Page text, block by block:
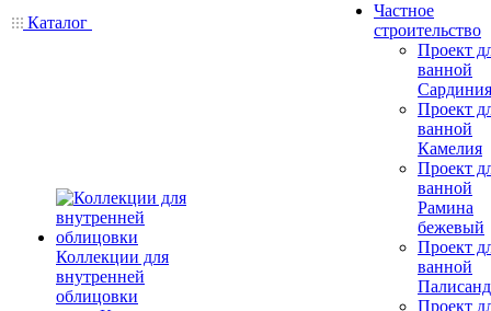
Каталог
Коллекции для
внутренней
облицовки
Частное
строительство
Проект
ванной
Сардиния
Проект
ванной
Камелия
Проект
ванной
Рамина
бежевый
Проект
ванной
Проект